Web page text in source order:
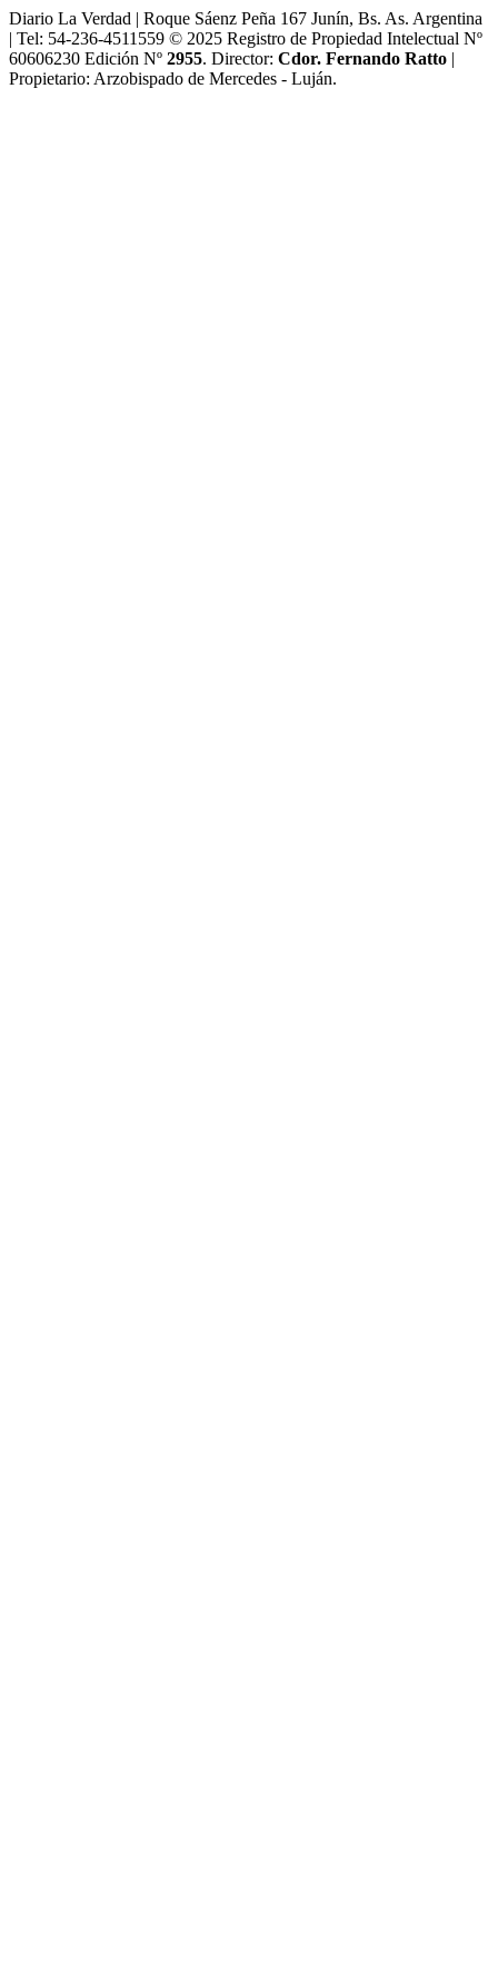
Diario La Verdad | Roque Sáenz Peña 167 Junín, Bs. As. Argentina
| Tel: 54-236-4511559 © 2025 Registro de Propiedad Intelectual Nº
60606230 Edición Nº 2955. Director:​ Cdor. Fernando Ratto |
Propietario:​ Arzobispado de Mercedes - Luján.